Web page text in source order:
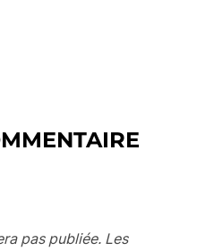
pas publiée. Les